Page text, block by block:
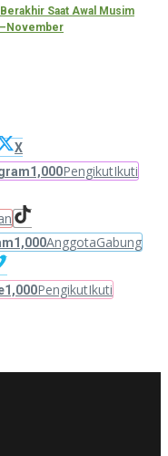
Saat Awal Musim
X
1,000PengikutIkuti
1,000AnggotaGabung
1,000PengikutIkuti